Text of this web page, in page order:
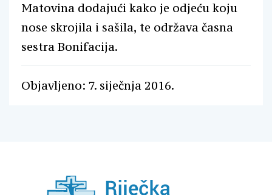
Matovina dodajući kako je odjeću koju
nose skrojila i sašila, te održava časna
sestra Bonifacija.
Objavljeno: 7. siječnja 2016.